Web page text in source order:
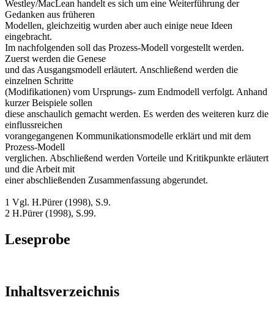
Westley/MacLean handelt es sich um eine Weiterführung der
Gedanken aus früheren
Modellen, gleichzeitig wurden aber auch einige neue Ideen
eingebracht.
Im nachfolgenden soll das Prozess-Modell vorgestellt werden.
Zuerst werden die Genese
und das Ausgangsmodell erläutert. Anschließend werden die
einzelnen Schritte
(Modifikationen) vom Ursprungs- zum Endmodell verfolgt. Anhand
kurzer Beispiele sollen
diese anschaulich gemacht werden. Es werden des weiteren kurz die
einflussreichen
vorangegangenen Kommunikationsmodelle erklärt und mit dem
Prozess-Modell
verglichen. Abschließend werden Vorteile und Kritikpunkte erläutert
und die Arbeit mit
einer abschließenden Zusammenfassung abgerundet.
1 Vgl. H.Pürer (1998), S.9.
2 H.Pürer (1998), S.99.
Leseprobe
Inhaltsverzeichnis